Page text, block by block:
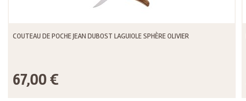
COUTEAU DE POCHE JEAN DUBOST LAGUIOLE SPHÈRE OLIVIER
67,00 €